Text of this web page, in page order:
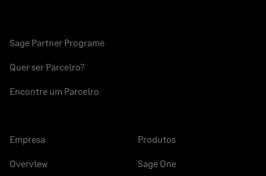
Sage Partner Programe
Quer ser Parceiro?
Encontre um Parceiro
Empresa
Overview
Produtos
Sage One